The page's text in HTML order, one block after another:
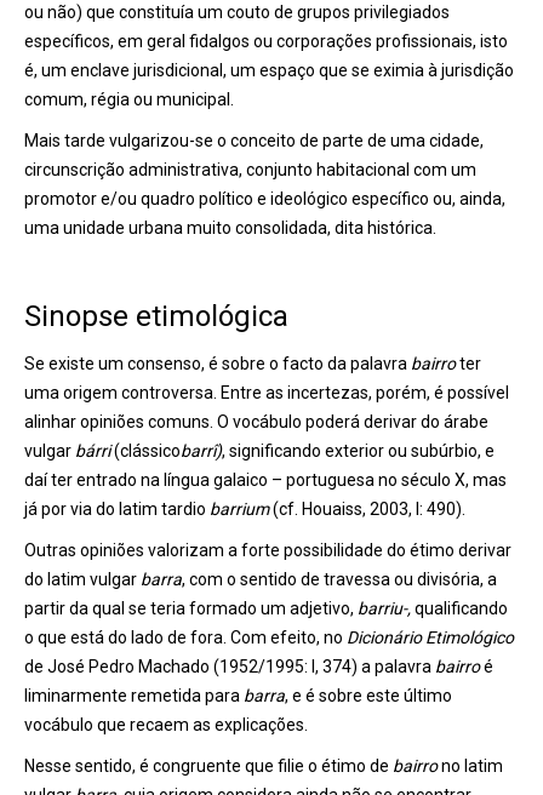
ou não) que constituía um couto de grupos privilegiados
específicos, em geral fidalgos ou corporações profissionais, isto
é, um enclave jurisdicional, um espaço que se eximia à jurisdição
comum, régia ou municipal.
Mais tarde vulgarizou-se o conceito de parte de uma cidade,
circunscrição administrativa, conjunto habitacional com um
promotor e/ou quadro político e ideológico específico ou, ainda,
uma unidade urbana muito consolidada, dita histórica.
Sinopse etimológica
Se existe um consenso, é sobre o facto da palavra bairroter
uma origem controversa. Entre as incertezas, porém, é possível
alinhar opiniões comuns. O vocábulo poderá derivar do árabe
vulgar bárri(clássicobarrî), significando exterior ou subúrbio, e
daí ter entrado na língua galaico – portuguesa no século X, mas
já por via do latim tardio barrium(cf. Houaiss, 2003, I: 490).
Outras opiniões valorizam a forte possibilidade do étimo derivar
do latim vulgar barra, com o sentido de travessa ou divisória, a
partir da qual se teria formado um adjetivo, barriu-,qualificando
o que está do lado de fora. Com efeito, no Dicionário Etimológico
de José Pedro Machado (1952/1995: I, 374) a palavra bairroé
liminarmente remetida para barra, e é sobre este último
vocábulo que recaem as explicações.
Nesse sentido, é congruente que filie o étimo de bairrono latim